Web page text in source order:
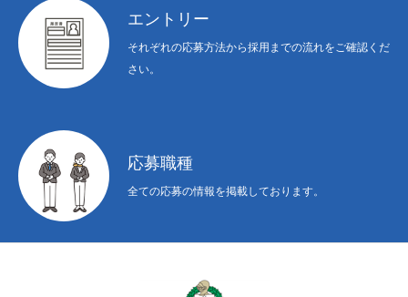
職種紹介
よくある質問
エントリー
それぞれの応募方法から採用までの流れをご確認くだ
さい。
応募職種
全ての応募の情報を掲載しております。